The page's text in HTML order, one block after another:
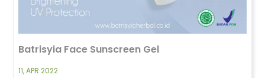
Batrisyia Face Sunscreen Gel
11, APR 2022